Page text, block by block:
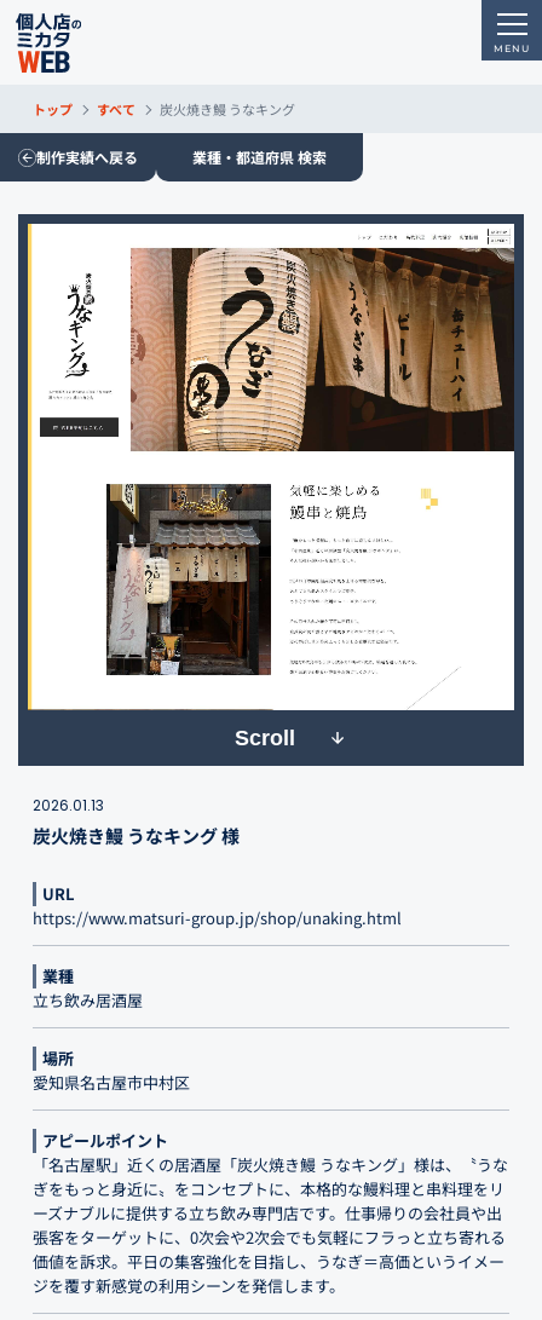
トップ すべて 炭火焼き鰻 うなキング
制作実績へ戻る 業種・都道府県 検索
Scroll
2026.01.13
炭火焼き鰻 うなキング 様
URL
https://www.matsuri-group.jp/shop/unaking.html
業種
立ち飲み居酒屋
場所
愛知県名古屋市中村区
アピールポイント
「名古屋駅」近くの居酒屋「炭火焼き鰻 うなキング」様は、〝うな
ぎをもっと身近に〟をコンセプトに、本格的な鰻料理と串料理をリ
ーズナブルに提供する立ち飲み専門店です。仕事帰りの会社員や出
張客をターゲットに、0次会や2次会でも気軽にフラっと立ち寄れる
価値を訴求。平日の集客強化を目指し、うなぎ＝高価というイメー
ジを覆す新感覚の利用シーンを発信します。